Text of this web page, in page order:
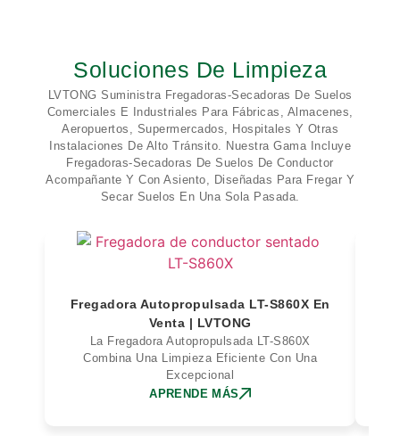
Soluciones De Limpieza
LVTONG Suministra Fregadoras-Secadoras De Suelos
Comerciales E Industriales Para Fábricas, Almacenes,
Aeropuertos, Supermercados, Hospitales Y Otras
Instalaciones De Alto Tránsito. Nuestra Gama Incluye
Fregadoras-Secadoras De Suelos De Conductor
Acompañante Y Con Asiento, Diseñadas Para Fregar Y
Secar Suelos En Una Sola Pasada.
Fregadora Autopropulsada LT-S860X En
Venta | LVTONG
La Fregadora Autopropulsada LT-S860X
Combina Una Limpieza Eficiente Con Una
Excepcional
APRENDE MÁS